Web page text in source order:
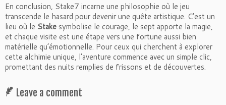
En conclusion, Stake7 incarne une philosophie où le jeu
transcende le hasard pour devenir une quête artistique. C’est un
lieu où le Stake symbolise le courage, le sept apporte la magie,
et chaque visite est une étape vers une fortune aussi bien
matérielle qu’émotionnelle. Pour ceux qui cherchent à explorer
cette alchimie unique, l’aventure commence avec un simple clic,
promettant des nuits remplies de frissons et de découvertes.
Leave a comment